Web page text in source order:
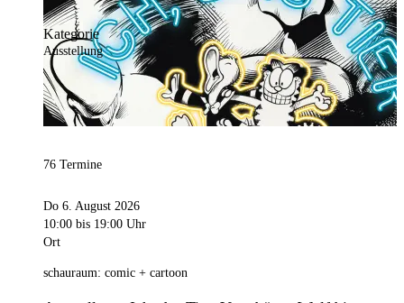
Kategorie
Ausstellung
76 Termine
Do 6. August 2026
10:00 bis 19:00 Uhr
Ort
schauraum: comic + cartoon